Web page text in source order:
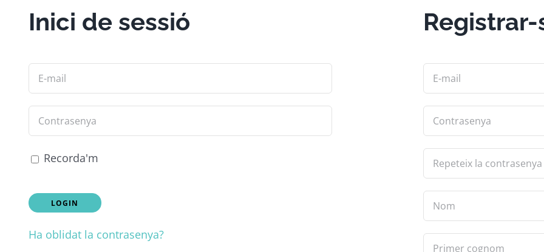
Inici de sessió
Recorda'm
Ha oblidat la contrasenya?
Registrar-